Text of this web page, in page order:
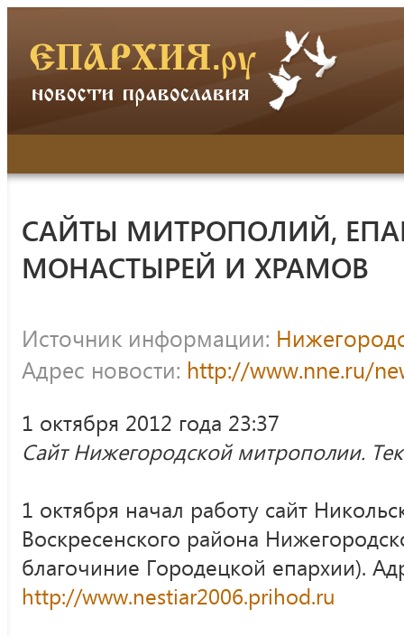
САЙТЫ МИТРОПОЛИЙ,
МОНАСТЫРЕЙ И ХРАМОВ
Источник информации:
Адрес новости: http://www.nne.ru/
1 октября 2012 года 23:37
Сайт Нижегородской митрополии.
1 октября начал работу сайт
Воскресенского района
благочиние Городецкой епархии).
http://www.nestiar2006.prihod.ru